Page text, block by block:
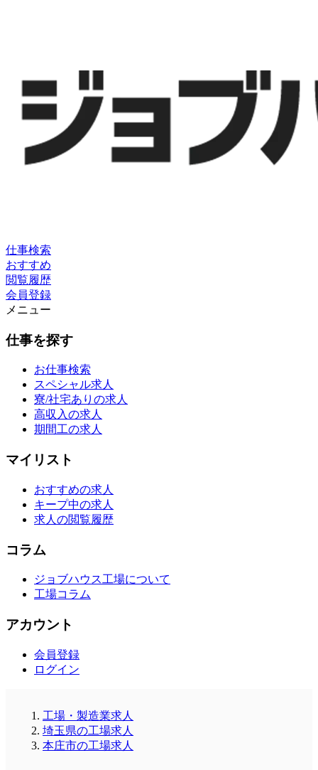
仕事検索
おすすめ
閲覧履歴
会員登録
メニュー
仕事を探す
お仕事検索
スペシャル求人
寮/社宅ありの求人
高収入の求人
期間工の求人
マイリスト
おすすめの求人
キープ中の求人
求人の閲覧履歴
コラム
ジョブハウス工場について
工場コラム
アカウント
会員登録
ログイン
工場・製造業求人
埼玉県の工場求人
本庄市の工場求人